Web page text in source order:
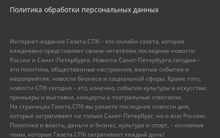
Политика обработки персональных данных
Интернет-издание Газета.СПб – это онлайн-газета, которая
ежедневно представляет своим читателям последние новости
России и Санкт-Петербурга. Новости Санкт-Петербурга сегодня –
это политика, общественные настроения, важные события и
мероприятия, новости бизнеса и социальной сферы. Кроме того,
новости СПб сегодня – это, конечно, события культуры и искусства:
премьеры и выставки, концерты и театральные спектакли.
На страницах Газета.СПб вы узнаете последние новости дня,
которые затрагивают не только Санкт-Петербург, но и всю Россию.
Политика и власть, деньги и бизнес, культура и спорт, – основные
темы, которые Газета.СПб затрагивает каждый день!